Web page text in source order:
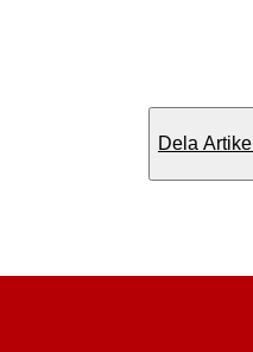
Dela Artikel